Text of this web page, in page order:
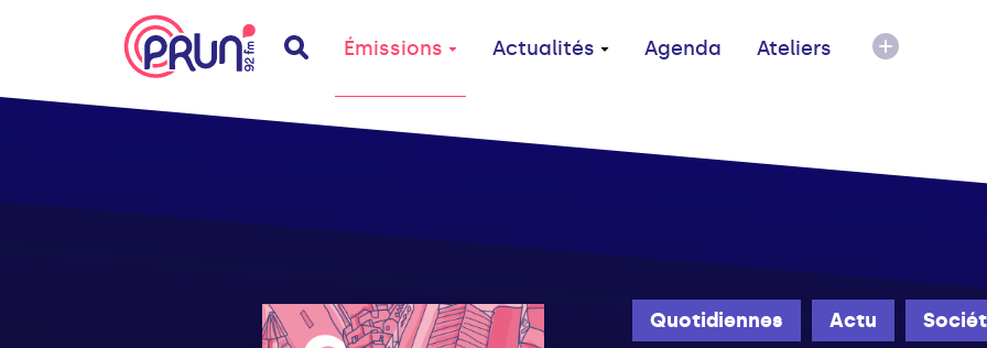
Émissions Actualités Agenda Ateliers
Quotidiennes Actu